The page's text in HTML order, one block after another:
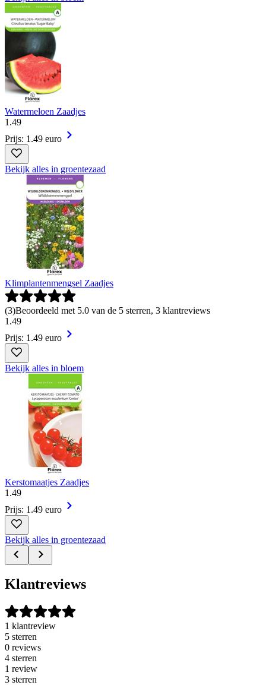
Watermeloen Zaadjes
1 .49
Prijs: 1.49 euro
Bekijk alles in groentezaad
Klimplantenmengsel Zaadjes
(3)Beoordeeld met 5.0 van de 5 sterren, 3 klantreviews
1 .49
Prijs: 1.49 euro
Bekijk alles in bloem
Kerstomaatjes Zaadjes
1 .49
Prijs: 1.49 euro
Bekijk alles in groentezaad
Klantreviews
1 klantreview
5 sterren
0 reviews
4 sterren
1 review
3 sterren